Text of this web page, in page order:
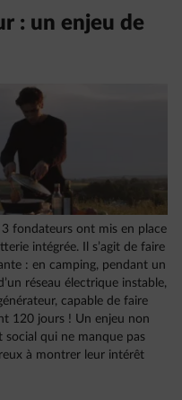
: un enjeu de
fondateurs ont mis en place
intégrée. Il s’agit de faire
: en camping, pendant un
réseau électrique instable,
capable de faire
120 jours ! Un enjeu non
social qui ne manque pas
à montrer leur intérêt